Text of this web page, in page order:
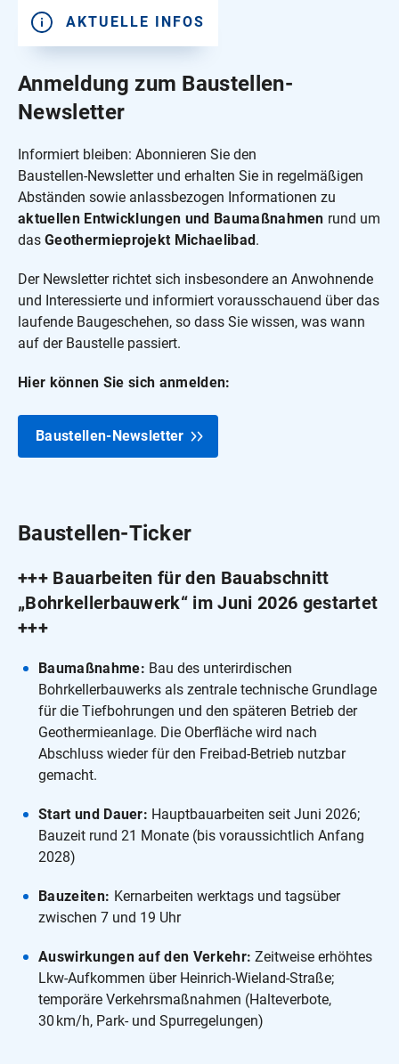
AKTUELLE INFOS
Anmeldung zum Baustellen-
Newsletter
Informiert bleiben: Abonnieren Sie den
Baustellen‑Newsletter und erhalten Sie in regelmäßigen
Abständen sowie anlassbezogen Informationen zu
aktuellen Entwicklungen und Bau­maßnahmen rund um
das Geothermieprojekt Michaelibad .
Der Newsletter richtet sich insbesondere an Anwohnende
und Interessierte und informiert vorausschauend über das
laufende Baugeschehen, so dass Sie wissen, was wann
auf der Baustelle passiert.
Hier können Sie sich anmelden:
Baustellen-Newsletter
Baustellen-Ticker
+++ Bauarbeiten für den Bauabschnitt
„Bohrkellerbauwerk“ im Juni 2026 gestartet
+++
Baumaßnahme: Bau des unterirdischen
Bohrkellerbauwerks als zentrale technische Grundlage
für die Tiefbohrungen und den späteren Betrieb der
Geothermieanlage. Die Oberfläche wird nach
Abschluss wieder für den Freibad-Betrieb nutzbar
gemacht.
Start und Dauer: Hauptbauarbeiten seit Juni 2026;
Bauzeit rund 21 Monate (bis voraussichtlich Anfang
2028)
Bauzeiten: Kernarbeiten werktags und tagsüber
zwischen 7 und 19 Uhr
Auswirkungen auf den Verkehr: Zeitweise erhöhtes
Lkw‑Aufkommen über Heinrich‑Wieland‑Straße;
temporäre Verkehrsmaßnahmen (Halteverbote,
30 km/h, Park‑ und Spurregelungen)